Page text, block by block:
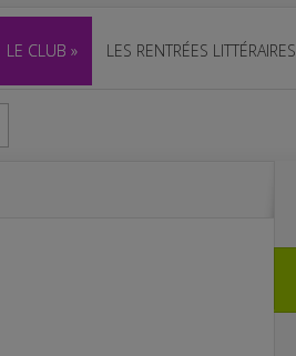
LE CLUB » LES RENTRÉES LITTÉRAIRES